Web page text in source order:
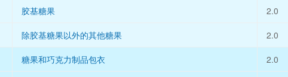
胶基糖果 2.0
除胶基糖果以外的其他糖果 2.0
糖果和巧克力制品包衣 2.0